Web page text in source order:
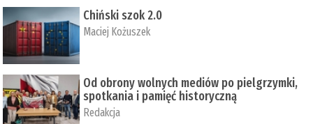
Chiński szok 2.0
Maciej Kożuszek
Od obrony wolnych mediów po pielgrzymki,
spotkania i pamięć historyczną
Redakcja